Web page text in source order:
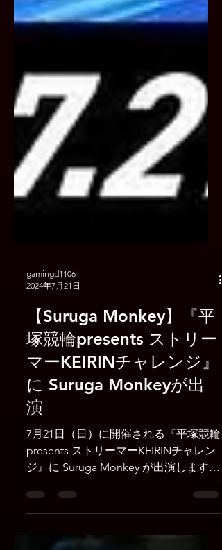
2024年7月21日
【Suruga Monkey】『平
塚競輪presents ストリー
マーKEIRINチャレンジ』
に Suruga Monkeyが出
演
7月21日（日）に開催される『平塚競輪
presents ストリーマーKEIRINチャレン
ジ』に Suruga Monkey が出演します。
現地からオフラインウォッチパーティ
（日）18:00〜 ■ 配信 するがモンキー